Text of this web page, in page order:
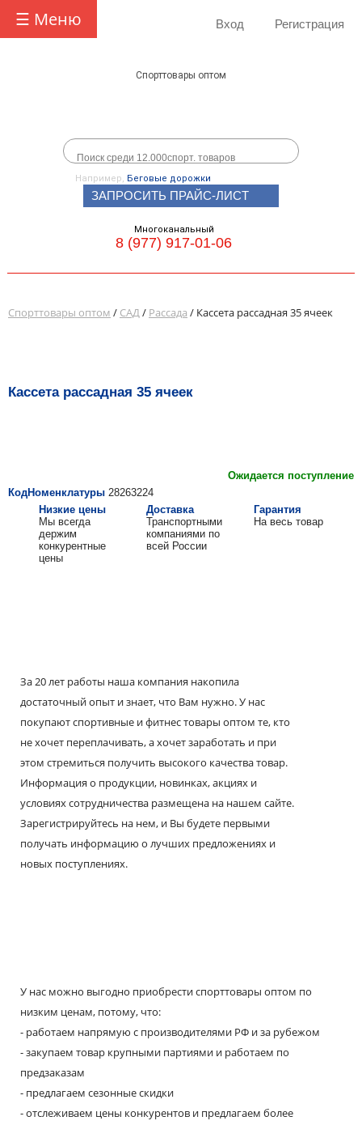
☰ Меню Вход Регистрация
Спорттовары оптом
Например, Беговые дорожки
ЗАПРОСИТЬ ПРАЙС-ЛИСТ
Многоканальный
8 (977) 917-01-06
Спорттовары оптом / САД/ Рассада / Кассета рассадная 35 ячеек
Кассета рассадная 35 ячеек
Ожидается поступление
КодНоменклатуры 28263224
Низкие цены
Мы всегда
держим
конкурентные
цены
Доставка
Транспортными
компаниями по
всей России
Гарантия
На весь товар
За 20 лет работы наша компания накопила
достаточный опыт и знает, что Вам нужно. У нас
покупают спортивные и фитнес товары оптом те, кто
не хочет переплачивать, а хочет заработать и при
этом стремиться получить высокого качества товар.
Информация о продукции, новинках, акциях и
условиях сотрудничества размещена на нашем сайте.
Зарегистрируйтесь на нем, и Вы будете первыми
получать информацию о лучших предложениях и
новых поступлениях.
У нас можно выгодно приобрести спорттовары оптом по
низким ценам, потому, что:
- работаем напрямую с производителями РФ и за рубежом
- закупаем товар крупными партиями и работаем по
предзаказам
- предлагаем сезонные скидки
- отслеживаем цены конкурентов и предлагаем более